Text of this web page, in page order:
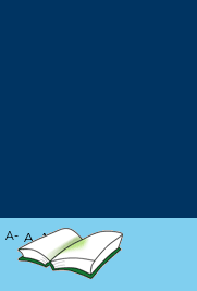
A- A A+